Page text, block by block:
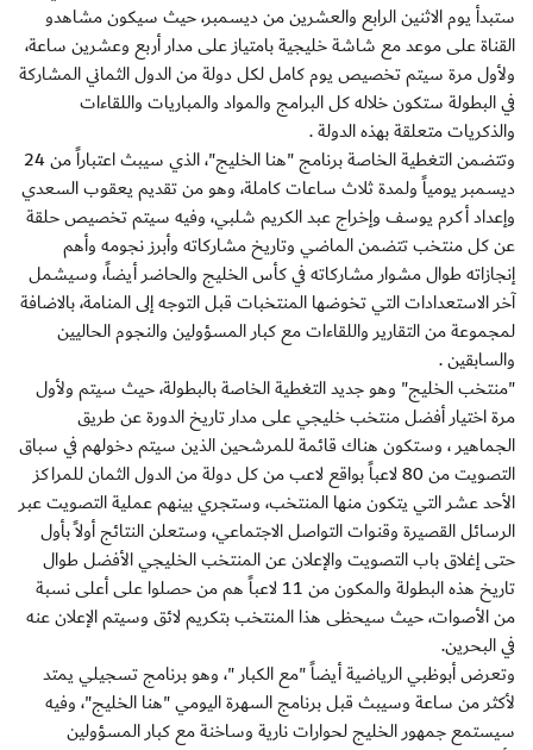
ستبدأ يوم الاثنين الرابع والعشرين من ديسمبر، حيث سيكون مشاهدو
القناة على موعد مع شاشة خليجية بامتياز على مدار أربع وعشرين ساعة،
ولأول مرة سيتم تخصيص يوم كامل لكل دولة من الدول الثماني المشاركة
في البطولة ستكون خلاله كل البرامج والمواد والمباريات واللقاءات
والذكريات متعلقة بهذه الدولة .
وتتضمن التغطية الخاصة برنامج "هنا الخليج"، الذي سيبث اعتباراً من 24
ديسمبر يومياً ولمدة ثلاث ساعات كاملة، وهو من تقديم يعقوب السعدي
وإعداد أكرم يوسف وإخراج عبد الكريم شلبي، وفيه سيتم تخصيص حلقة
عن كل منتخب تتضمن الماضي وتاريخ مشاركاته وأبرز نجومه وأهم
إنجازاته طوال مشوار مشاركاته في كأس الخليج والحاضر أيضاً، وسيشمل
آخر الاستعدادات التي تخوضها المنتخبات قبل التوجه إلى المنامة، بالاضافة
لمجموعة من التقارير واللقاءات مع كبار المسؤولين والنجوم الحاليين
والسابقين .
"منتخب الخليج" وهو جديد التغطية الخاصة بالبطولة، حيث سيتم ولأول
مرة اختيار أفضل منتخب خليجي على مدار تاريخ الدورة عن طريق
الجماهير ، وستكون هناك قائمة للمرشحين الذين سيتم دخولهم في سباق
التصويت من 80 لاعباً بواقع لاعب من كل دولة من الدول الثمان للمراكز
الأحد عشر التي يتكون منها المنتخب، وستجري بينهم عملية التصويت عبر
الرسائل القصيرة وقنوات التواصل الاجتماعي، وستعلن النتائج أولاً بأول
حتى إغلاق باب التصويت والإعلان عن المنتخب الخليجي الأفضل طوال
تاريخ هذه البطولة والمكون من 11 لاعباً هم من حصلوا على أعلى نسبة
من الأصوات، حيث سيحظى هذا المنتخب بتكريم لائق وسيتم الإعلان عنه
في البحرين.
وتعرض أبوظبي الرياضية أيضاً "مع الكبار "، وهو برنامج تسجيلي يمتد
لأكثر من ساعة وسيبث قبل برنامج السهرة اليومي "هنا الخليج"، وفيه
سيستمع جمهور الخليج لحوارات نارية وساخنة مع كبار المسؤولين